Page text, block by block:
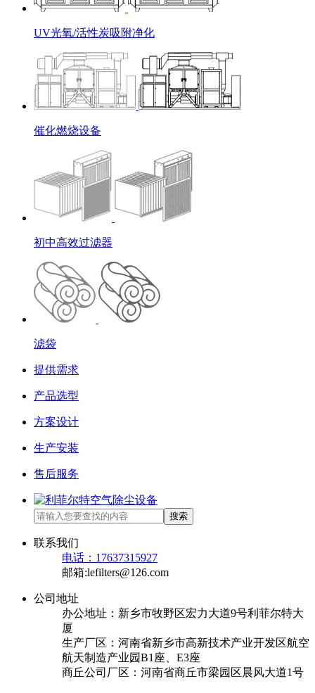
UV光氧/活性炭吸附净化
催化燃烧设备
初中高效过滤器
滤袋
提供需求
产品选型
方案设计
生产安装
售后服务
搜索
联系我们
电话：17637315927
邮箱:lefilters@126.com
公司地址
办公地址：新乡市牧野区宏力大道9号利菲尔特大
厦
生产厂区：河南省新乡市高新技术产业开发区航空
航天制造产业园B1座、E3座
商丘公司厂区：河南省商丘市梁园区晨风大道1号